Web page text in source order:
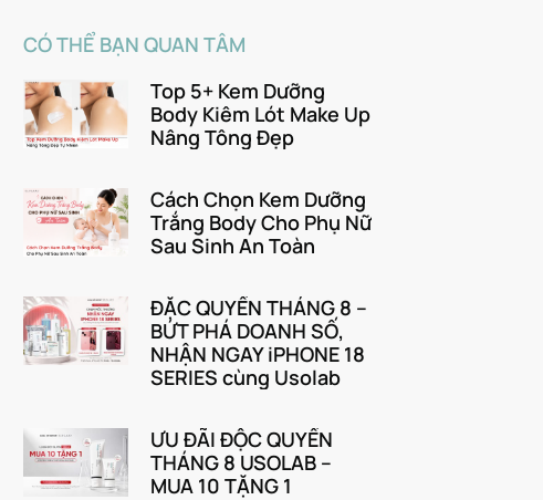
CÓ THỂ BẠN QUAN TÂM
Top 5+ Kem Dưỡng
Body Kiêm Lót Make Up
Nâng Tông Đẹp
Cách Chọn Kem Dưỡng
Trắng Body Cho Phụ Nữ
Sau Sinh An Toàn
ĐẶC QUYỀN THÁNG 8 –
BỨT PHÁ DOANH SỐ,
NHẬN NGAY iPHONE 18
SERIES cùng Usolab
ƯU ĐÃI ĐỘC QUYỀN
THÁNG 8 USOLAB –
MUA 10 TẶNG 1